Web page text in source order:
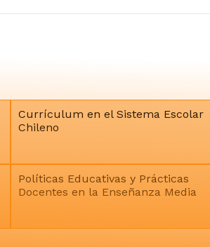
Currículum en el Sistema Escolar
Chileno
Políticas Educativas y Prácticas
Docentes en la Enseñanza Media